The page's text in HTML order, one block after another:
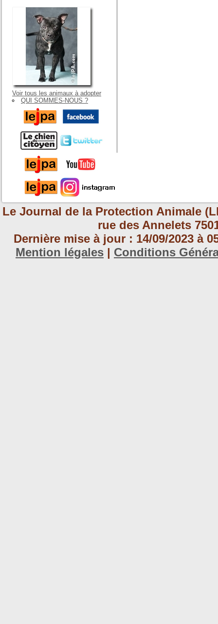
Voir tous les animaux à adopter
QUI SOMMES-NOUS ?
Le Journal de la Protection Animale
rue des Annelets
Dernière mise à jour : 14/09/2023 à
Mention légales | Conditions